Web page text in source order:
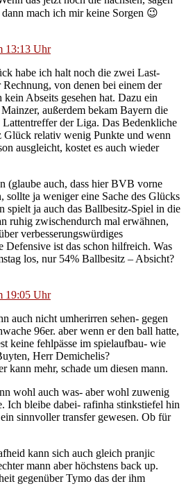
mach ich mir keine Sorgen 😉
13:13 Uhr
habe ich halt noch die zwei Last-
von denen bei einem der
Abseits gesehen hat. Dazu ein
außerdem bekam Bayern die
Lattentreffer der Liga. Das Bedenkliche
Glück relativ wenig Punkte und wenn
ausgleicht, kostet es auch wieder
(glaube auch, dass hier BVB vorne
sollte ja weniger eine Sache des Glücks
spielt ja auch das Ballbesitz-Spiel in die
ruhig zwischendurch mal erwähnen,
verbesserungswürdiges
Defensive ist das schon hilfreich. Was
los, nur 54% Ballbesitz – Absicht?
19:05 Uhr
auch nicht umherirren sehen- gegen
96er. aber wenn er den ball hatte,
keine fehlpässe im spielaufbau- wie
Herr Demichelis?
kann mehr, schade um diesen mann.
wohl auch was- aber wohl zuwenig
Ich bleibe dabei- rafinha stinkstiefel hin
sinnvoller transfer gewesen. Ob für
kann sich auch gleich pranjic
mann aber höchstens back up.
gegenüber Tymo das der ihm